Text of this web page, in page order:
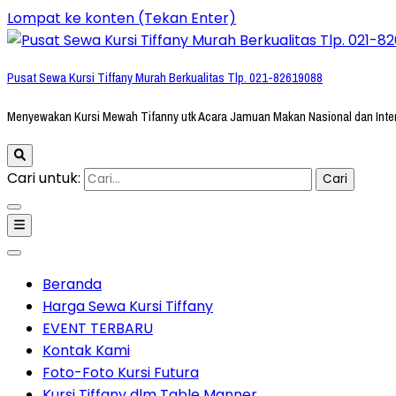
Lompat ke konten (Tekan Enter)
Pusat Sewa Kursi Tiffany Murah Berkualitas Tlp. 021-82619088
Menyewakan Kursi Mewah Tifanny utk Acara Jamuan Makan Nasional dan
Cari untuk:
Beranda
Harga Sewa Kursi Tiffany
EVENT TERBARU
Kontak Kami
Foto-Foto Kursi Futura